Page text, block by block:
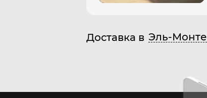
Доставка в Эль-Монте